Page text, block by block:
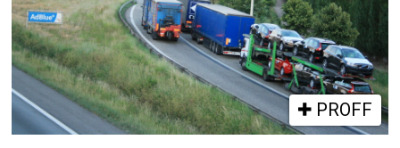
PROFF